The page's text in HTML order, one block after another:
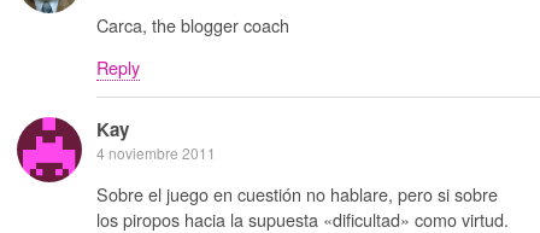
Carca, the blogger coach
Reply
Kay
4 noviembre 2011
Sobre el juego en cuestión no hablare, pero si sobre
los piropos hacia la supuesta «dificultad» como virtud.